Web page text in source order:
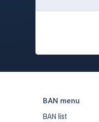
BAN menu
BAN list